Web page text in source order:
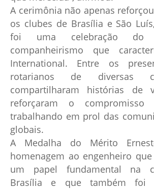
A cerimônia não apenas
os clubes de Brasília e São
foi uma celebração do
companheirismo que
International. Entre os
rotarianos de diversas
compartilharam histórias de
reforçaram o compromisso
trabalhando em prol das
globais.
A Medalha do Mérito
homenagem ao engenheiro
um papel fundamental na
Brasília e que também foi